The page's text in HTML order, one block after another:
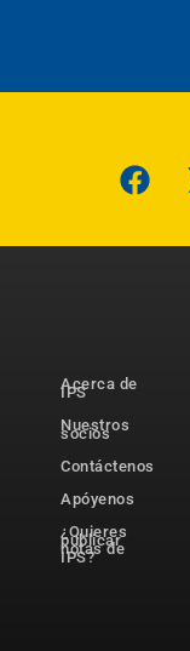
Acerca de
IPS
Nuestros
socios
Contáctenos
Apóyenos
¿Quieres
publicar
notas de
IPS?